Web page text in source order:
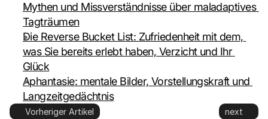
Mythen und Missverständnisse über maladaptives
Tagträumen
Die Reverse Bucket List: Zufriedenheit mit dem,
was Sie bereits erlebt haben, Verzicht und Ihr
Glück
Aphantasie: mentale Bilder, Vorstellungskraft und
Langzeitgedächtnis
Vorheriger Artikel next
o
g
l
e
n
d
c
o